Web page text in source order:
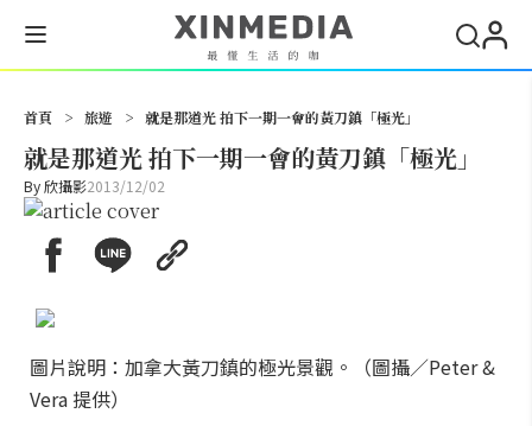
首頁 > 旅遊 > 就是那道光 拍下一期一會的黃刀鎮「極光」
就是那道光 拍下一期一會的黃刀鎮「極光」
By欣攝影2013/12/02
圖片說明：加拿大黃刀鎮的極光景觀。（圖攝／Peter &
Vera 提供）